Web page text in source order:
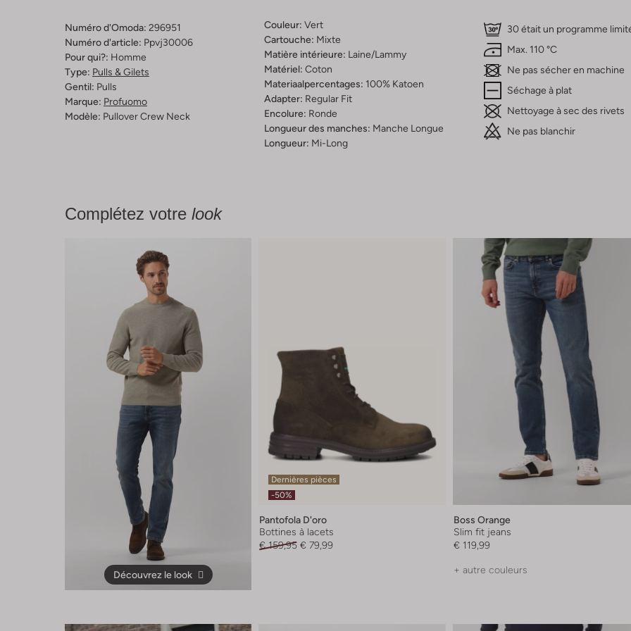
Numéro d'Omoda: 296951
Numéro d'article: Ppvj30006
Pour qui?: Homme
Type: Pulls & Gilets
Gentil: Pulls
Marque: Profuomo
Modèle: Pullover Crew Neck
Couleur: Vert
Cartouche: Mixte
Matière intérieure: Laine/lammy
Matériel: Coton
Materiaalpercentages: 100% Katoen
Adapter: Regular Fit
Encolure: Ronde
Longueur des manches: Manche Longue
Longueur: Mi-Long
30 était un programme
Max. 110 °C
Ne pas sécher en machine
Séchage à plat
Nettoyage à sec des rivets
Ne pas blanchir
Complétez votre look
Découvrez le look
Dernières pièces
-50%
Pantofola D'oro
Bottines à lacets
€ 159,95 € 79,99
Boss Orange
Slim fit jeans
€ 119,99
+ autre couleurs